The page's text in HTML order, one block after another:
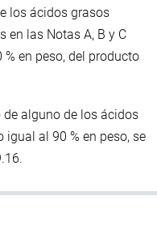
los ácidos grasos
en las Notas A, B y C
en peso, del producto
alguno de los ácidos
al 90 % en peso, se